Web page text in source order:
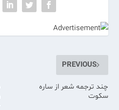
PREVIOUS
چند ترجمه شعر از ساره
سکوت